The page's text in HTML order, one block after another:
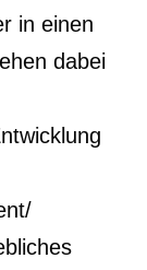
in einen
dabei